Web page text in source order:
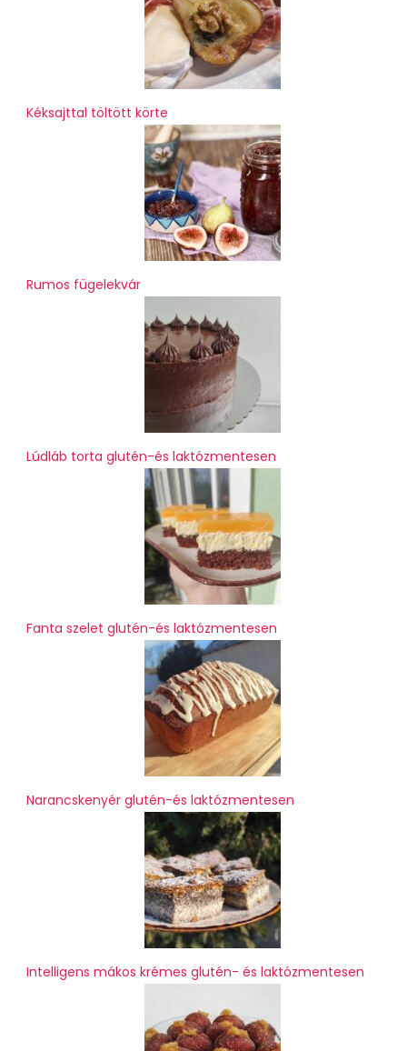
Kéksajttal töltött körte
Rumos fügelekvár
Lúdláb torta glutén-és laktózmentesen
Fanta szelet glutén-és laktózmentesen
Narancskenyér glutén-és laktózmentesen
Intelligens mákos krémes glutén- és laktózmentesen